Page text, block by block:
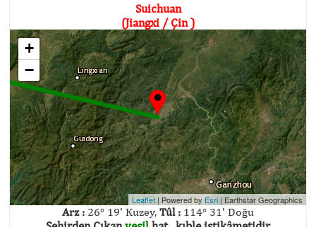
Suichuan
(Jiangxi / Çin )
+
−
Leaflet| Powered byEsri | Earthstar Geographics
Arz : 26° 19' Kuzey, Tûl : 114° 31' Doğu